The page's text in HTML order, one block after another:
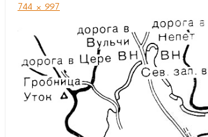
744 × 997